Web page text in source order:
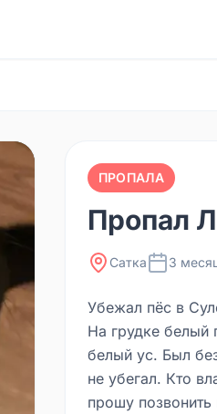
ПРОПАЛА
Пропал
Сатка 3
Убежал пёс в
На грудке белый
белый ус. Был
не убегал. Кто
прошу